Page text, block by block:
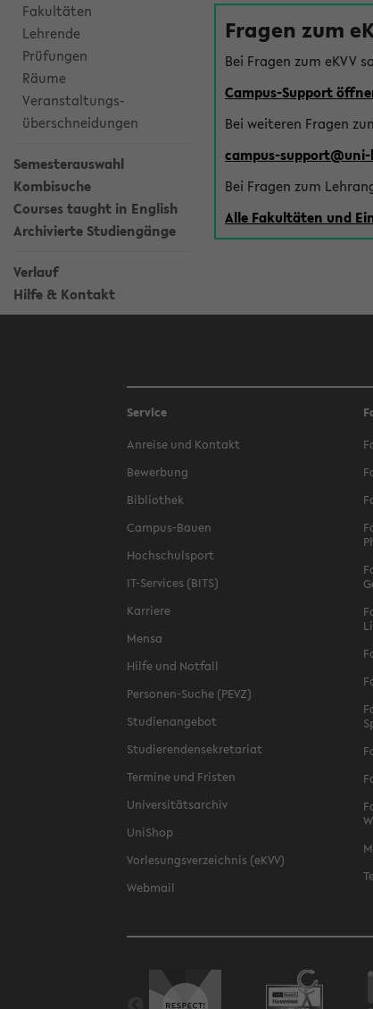
Fakultäten
Lehrende
Prüfungen
Räume
Veranstaltungs-
überschneidungen
Semesterauswahl
Kombisuche
Courses taught in English
Archivierte Studiengänge
Verlauf
Hilfe & Kontakt
Fragen zum
Bei Fragen zum eKVV
Campus-Support
Bei weiteren Fragen
campus-
Bei Fragen zum
Alle Fakultäten und
Service
Anreise und Kontakt
Bewerbung
Bibliothek
Campus-Bauen
Hochschulsport
IT-Services (BITS)
Karriere
Mensa
Hilfe und Notfall
Personen-Suche (PEVZ)
Studienangebot
Studierendensekretariat
Termine und Fristen
Universitätsarchiv
UniShop
Vorlesungsverzeichnis (eKVV)
Webmail